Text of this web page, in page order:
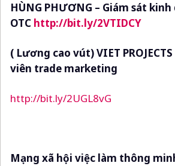
HÙNG PHƯƠNG – Giám sát
OTC http://bit.ly/2VTIDCY
( Lương cao vút) VIET PROJECTS
viên trade marketing
http://bit.ly/2UGL8vG
Mạng xã hội việc làm thông